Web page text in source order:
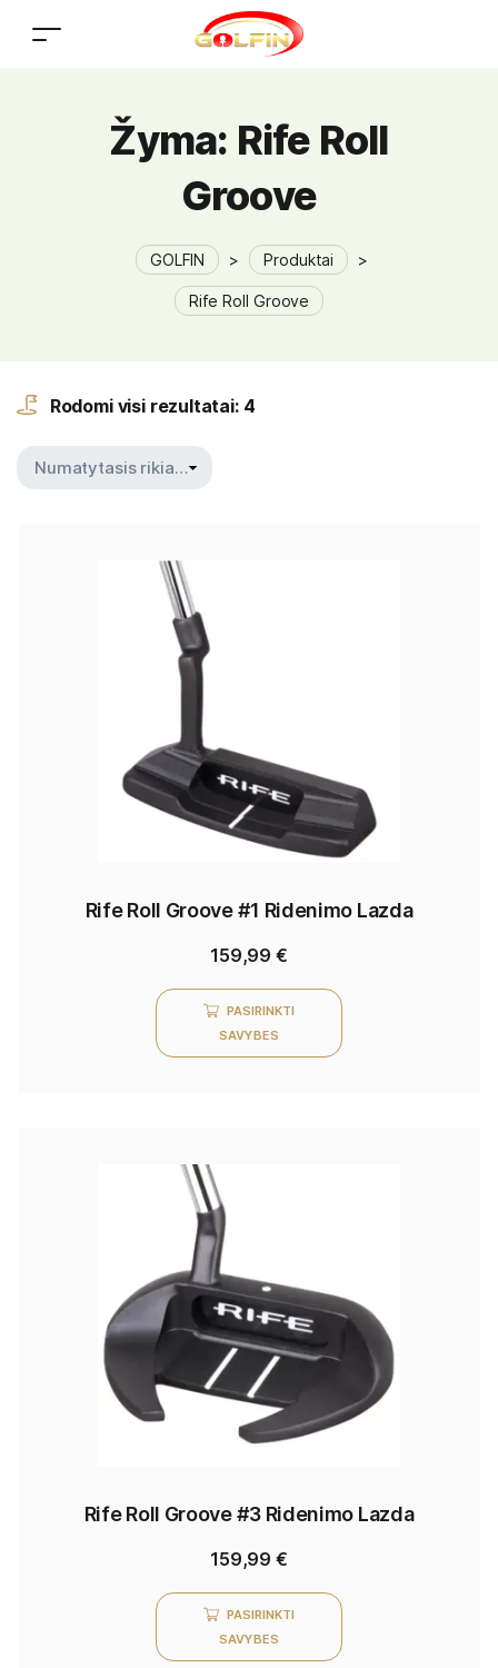
Žyma: Rife Roll
Groove
GOLFIN > Produktai >
Rife Roll Groove
Rodomi visi rezultatai: 4
Rife Roll Groove #1 Ridenimo Lazda
159,99 €
PASIRINKTI
SAVYBES
Rife Roll Groove #3 Ridenimo Lazda
159,99 €
PASIRINKTI
SAVYBES